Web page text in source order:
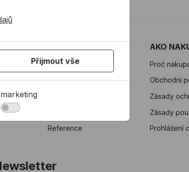
Kdo jsme
35 let ALLMEDIA
Reference
AKO
Proč
Obchodní
Zásady
Zásady
Prohlášení
Přijmout vše
marketing